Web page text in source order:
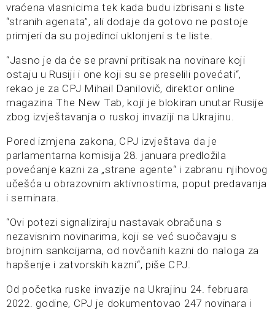
vraćena vlasnicima tek kada budu izbrisani s liste
“stranih agenata”, ali dodaje da gotovo ne postoje
primjeri da su pojedinci uklonjeni s te liste.
“Jasno je da će se pravni pritisak na novinare koji
ostaju u Rusiji i one koji su se preselili povećati“,
rekao je za CPJ Mihail Danilovič, direktor online
magazina The New Tab, koji je blokiran unutar Rusije
zbog izvještavanja o ruskoj invaziji na Ukrajinu.
Pored izmjena zakona, CPJ izvještava da je
parlamentarna komisija 28. januara predložila
povećanje kazni za „strane agente“ i zabranu njihovog
učešća u obrazovnim aktivnostima, poput predavanja
i seminara.
“Ovi potezi signaliziraju nastavak obračuna s
nezavisnim novinarima, koji se već suočavaju s
brojnim sankcijama, od novčanih kazni do naloga za
hapšenje i zatvorskih kazni“, piše CPJ.
Od početka ruske invazije na Ukrajinu 24. februara
2022. godine, CPJ je dokumentovao 247 novinara i